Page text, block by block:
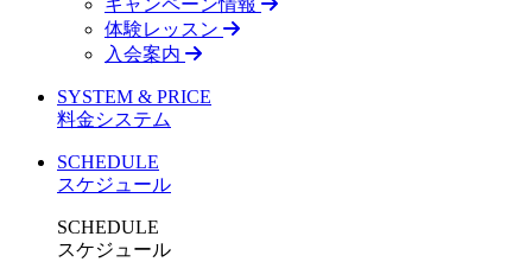
体験レッスン
入会案内
SYSTEM & PRICE
料金システム
SCHEDULE
スケジュール
SCHEDULE
スケジュール